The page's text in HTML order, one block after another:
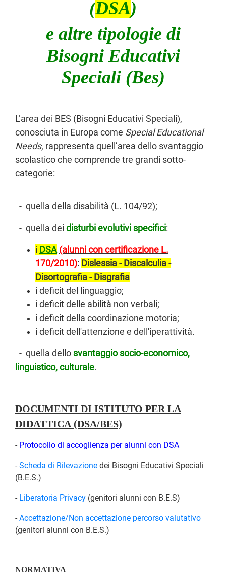
(DSA)
e altre tipologie di
Bisogni Educativi
Speciali (Bes)
L’area dei BES (Bisogni Educativi Speciali),
conosciuta in Europa come Special Educational
Needs, rappresenta quell’area dello svantaggio
scolastico che comprende tre grandi sotto-
categorie:
- quella della disabilità (L. 104/92);
- quella dei disturbi evolutivi specifici:
i DSA (alunni con certificazione L.
170/2010): Dislessia - Discalculia -
Disortografia - Disgrafia
i deficit del linguaggio;
i deficit delle abilità non verbali;
i deficit della coordinazione motoria;
i deficit dell'attenzione e dell'iperattività.
- quella dellosvantaggio socio-economico,
linguistico, culturale.
DOCUMENTI DI ISTITUTO PER LA
DIDATTICA (DSA/BES)
- Protocollo di accoglienza per alunni con DSA
- Scheda di Rilevazione dei Bisogni Educativi Speciali
(B.E.S.)
- Liberatoria Privacy (genitori alunni con B.E.S)
- Accettazione/Non accettazione percorso valutativo
(genitori alunni con B.E.S.)
NORMATIVA